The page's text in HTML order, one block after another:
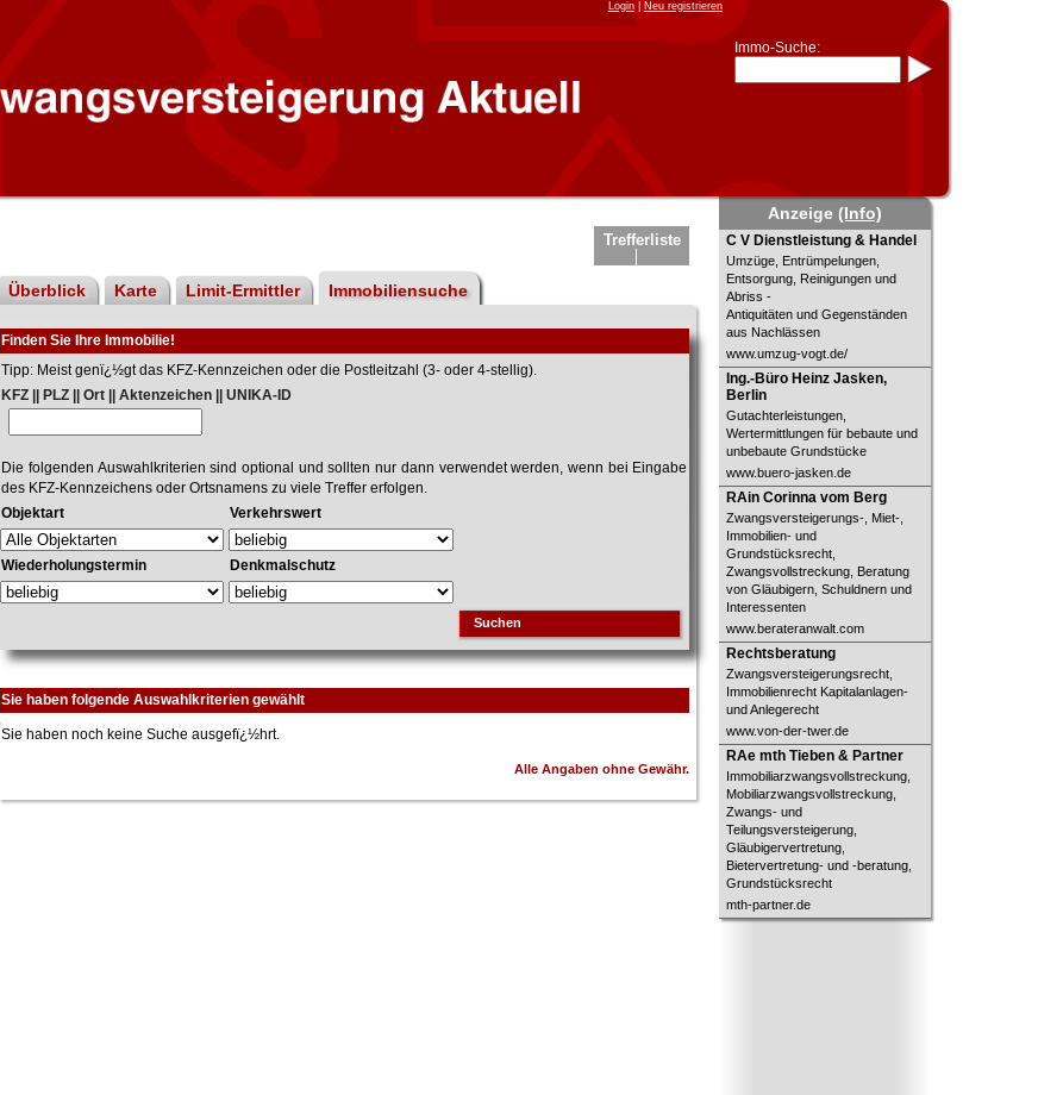
Login| Neu registrieren
Immo-Suche:
* Suche verfeinern durch
Kombinieren
z.B.:15 Frankfurtfür
Frankfurt/Oder
und6 Frankfurtfür Frankfurt am
Main
Immobiliensuche
nach Kreis
nach Amtsgericht
Trefferliste
Überblick Karte Limit-Ermittler Immobiliensuche
Finden Sie Ihre Immobilie!
Tipp: Meist genï¿½gt das KFZ-Kennzeichen oder die Postleitzahl (3- oder 4-stellig).
KFZ || PLZ || Ort || Aktenzeichen || UNIKA-ID
Die folgenden Auswahlkriterien sind optional und sollten nur dann verwendet werden, wenn bei Eingabe
des KFZ-Kennzeichens oder Ortsnamens zu viele Treffer erfolgen.
Objektart
Verkehrswert
Wiederholungstermin Denkmalschutz
Suchen
Sie haben folgende Auswahlkriterien gewählt
Sie haben noch keine Suche ausgefï¿½hrt.
Alle Angaben ohne Gewähr.
Anzeige(Info)
C V Dienstleistung & Handel
C V Dienstleistung & Handel
Umzüge, Entrümpelungen,
Entsorgung, Reinigungen und
Abriss -
Antiquitäten und Gegenständen
aus Nachlässen
www.umzug-vogt.de/
Ing.-Büro Heinz Jasken, Berlin
Ing.-Büro Heinz Jasken,
Berlin
Gutachterleistungen,
Wertermittlungen für bebaute und
unbebaute Grundstücke
www.buero-jasken.de
RAin Corinna vom Berg
RAin Corinna vom Berg
Zwangsversteigerungs-, Miet-,
Immobilien- und
Grundstücksrecht,
Zwangsvollstreckung, Beratung
von Gläubigern, Schuldnern und
Interessenten
www.berateranwalt.com
Rechtsberatung
Rechtsberatung
Zwangsversteigerungsrecht,
Immobilienrecht Kapitalanlagen-
und Anlegerecht
www.von-der-twer.de
RAe mth Tieben & Partner
RAe mth Tieben & Partner
Immobiliarzwangsvollstreckung,
Mobiliarzwangsvollstreckung,
Zwangs- und
Teilungsversteigerung,
Gläubigervertretung,
Bietervertretung- und -beratung,
Grundstücksrecht
mth-partner.de